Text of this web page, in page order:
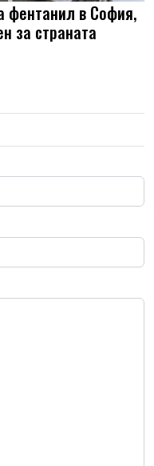
фентанил в София,
за страната